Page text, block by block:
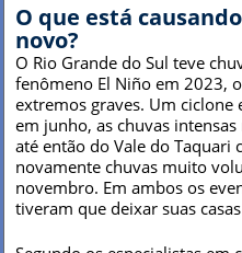
O que está
novo?
O Rio Grande do Sul teve
fenômeno El Niño em 2023,
extremos graves. Um
em junho, as chuvas
até então do Vale do
novamente chuvas muito
novembro. Em ambos os
tiveram que deixar suas